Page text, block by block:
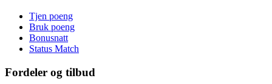
Tjen poeng
Bruk poeng
Bonusnatt
Status Match
Fordeler og tilbud